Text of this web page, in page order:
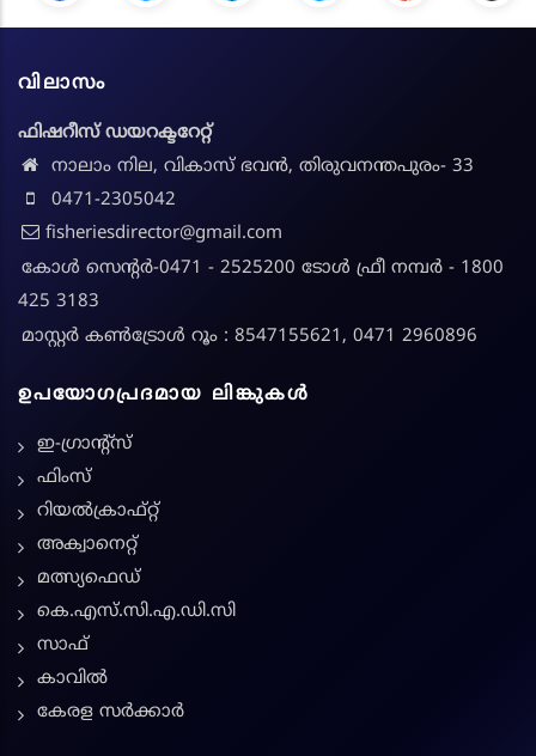
വിലാസം
ഫിഷറീസ് ഡയറക്ടറേറ്റ്
നാലാം നില, വികാസ് ഭവൻ, തിരുവനന്തപുരം- 33
0471-2305042
fisheriesdirector@gmail.com
കോൾ സെന്റർ-0471 - 2525200 ടോൾ ഫ്രീ നമ്പർ - 1800
425 3183
മാസ്റ്റർ കൺട്രോൾ റൂം : 8547155621, 0471 2960896
ഉപയോഗപ്രദമായ ലിങ്കുകൾ
ഇ-ഗ്രാന്റ്സ്
ഫിംസ്
റിയൽക്രാഫ്റ്റ്
അക്വാനെറ്റ്
മത്സ്യഫെഡ്
കെ.എസ്.സി.എ.ഡി.സി
സാഫ്
കാവിൽ
കേരള സർക്കാർ